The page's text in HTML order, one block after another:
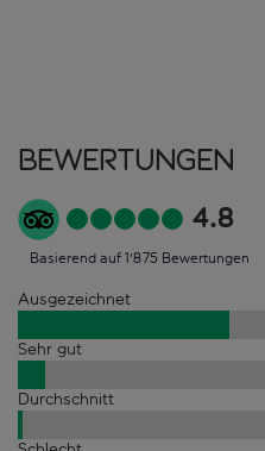
Bewertungen
4.8
Basierend auf 1'875 Bewertungen
Ausgezeichnet
Sehr gut
Durchschnitt